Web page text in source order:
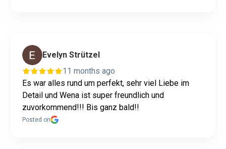
Evelyn Strützel
11 months ago
Es war alles rund um perfekt, sehr viel Liebe im
Detail und Wena ist super freundlich und
zuvorkommend!!! Bis ganz bald!!
Posted on